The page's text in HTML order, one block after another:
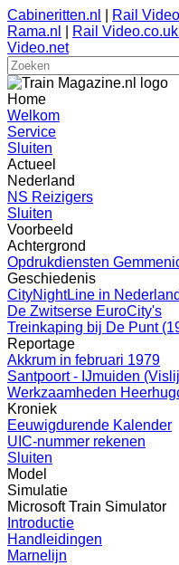
Cabineritten.nl Rail
Rama.nl
Rail Video.co.uk
Video.net
Home
Welkom
Service
Sluiten
Actueel
Nederland
NS Reizigers
Sluiten
Voorbeeld
Achtergrond
Opdrukdiensten
Geschiedenis
CityNightLine in Nederland
De Zwitserse EuroCity's
Treinkaping bij De Punt
Reportage
Akkrum in februari 1979
Santpoort - IJmuiden
Werkzaamheden
Kroniek
Eeuwigdurende Kalender
UIC-nummer rekenen
Sluiten
Model
Simulatie
Microsoft Train Simulator
Introductie
Handleidingen
Marnelijn